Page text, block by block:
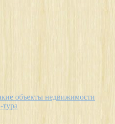
объекты недвижимости
тура